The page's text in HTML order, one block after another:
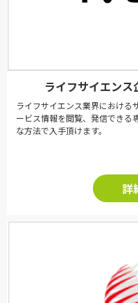
ライフサイエン
ライフサイエンス業界における
ービス情報を閲覧、発信できる
な方法で入手頂けます。
詳